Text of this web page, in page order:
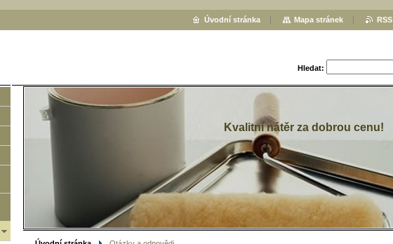
Hledat:
Kvalitní nátěr za dobrou cenu!
Úvodní stránka Mapa stránek RSS